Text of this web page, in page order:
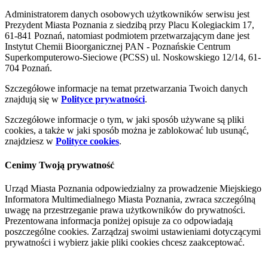
Administratorem danych osobowych użytkowników serwisu jest
Prezydent Miasta Poznania z siedzibą przy Placu Kolegiackim 17,
61-841 Poznań, natomiast podmiotem przetwarzającym dane jest
Instytut Chemii Bioorganicznej PAN - Poznańskie Centrum
Superkomputerowo-Sieciowe (PCSS) ul. Noskowskiego 12/14, 61-
704 Poznań.
Szczegółowe informacje na temat przetwarzania Twoich danych
znajdują się w Polityce prywatności.
Szczegółowe informacje o tym, w jaki sposób używane są pliki
cookies, a także w jaki sposób można je zablokować lub usunąć,
znajdziesz w Polityce cookies.
Cenimy Twoją prywatność
Urząd Miasta Poznania odpowiedzialny za prowadzenie Miejskiego
Informatora Multimedialnego Miasta Poznania, zwraca szczególną
uwagę na przestrzeganie prawa użytkowników do prywatności.
Prezentowana informacja poniżej opisuje za co odpowiadają
poszczególne cookies. Zarządzaj swoimi ustawieniami dotyczącymi
prywatności i wybierz jakie pliki cookies chcesz zaakceptować.